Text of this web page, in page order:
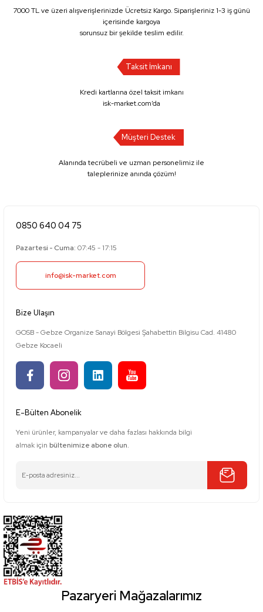
7000 TL ve üzeri alışverişlerinizde Ücretsiz Kargo. Siparişleriniz 1-3 iş günü
içerisinde kargoya
sorunsuz bir şekilde teslim edilir.
Taksit İmkanı
Kredi kartlarına özel taksit imkanı
isk-market.com’da
Müşteri Destek
Alanında tecrübeli ve uzman personelimiz ile
taleplerinize anında çözüm!
0850 640 04 75
Pazartesi - Cuma: 07:45 - 17:15
info@isk-market.com
Bize Ulaşın
GOSB - Gebze Organize Sanayi Bölgesi Şahabettin Bilgisu Cad. 41480
Gebze Kocaeli
E-Bülten Abonelik
Yeni ürünler, kampanyalar ve daha fazlası hakkında bilgi
almak için bültenimize abone olun.
Pazaryeri Mağazalarımız